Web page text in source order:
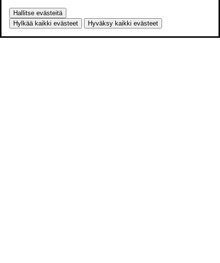
Hallitse evästeitä
Hylkää kaikki evästeet
Hyväksy kaikki evästeet